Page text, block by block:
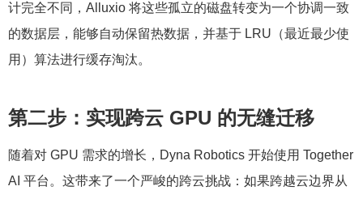
计完全不同，Alluxio 将这些孤立的磁盘转变为一个协调一致
的数据层，能够自动保留热数据，并基于 LRU（最近最少使
用）算法进行缓存淘汰。
第二步：实现跨云 GPU 的无缝迁移
随着对 GPU 需求的增长，Dyna Robotics 开始使用 Together
AI 平台。这带来了一个严峻的跨云挑战：如果跨越云边界从